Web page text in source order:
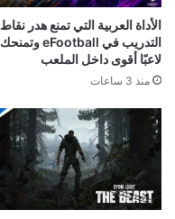
الأداة العربية التي تمنع هدر نقاط
التدريب في eFootball وتمنحك
لاعبًا أقوى داخل الملعب
منذ 3 ساعات